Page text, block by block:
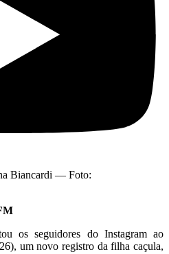
os seguidores do Instagram ao
um novo registro da filha caçula,